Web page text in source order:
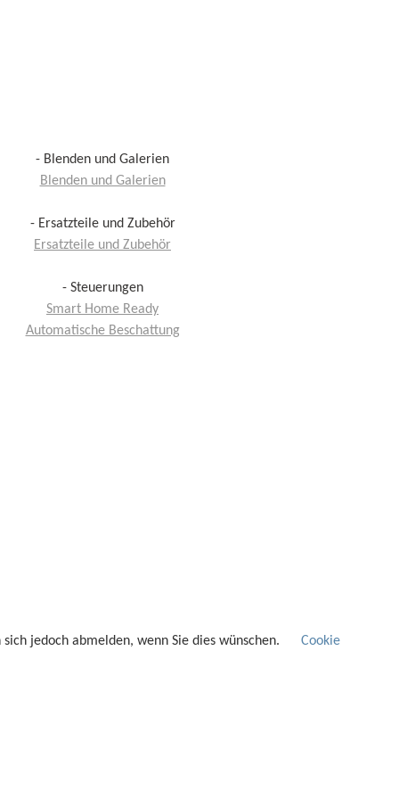
- Blenden und Galerien
Blenden und Galerien
- Ersatzteile und Zubehör
Ersatzteile und Zubehör
- Steuerungen
Smart Home Ready
Automatische Beschattung
jedoch abmelden, wenn Sie dies wünschen.
Cookie